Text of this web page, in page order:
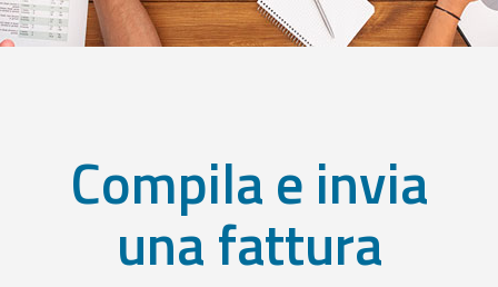
Compila e invia
una fattura